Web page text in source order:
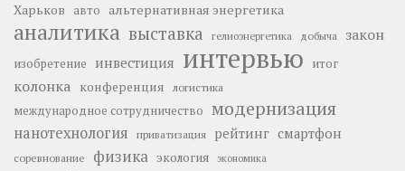
Харьков авто альтернативная энергетика
аналитика выставка гелиоэнергетика добыча закон
изобретение инвестиция интервью итог
колонка конференция логистика
международное сотрудничество модернизация
нанотехнология приватизация рейтинг смартфон
соревнование физика экология экономика